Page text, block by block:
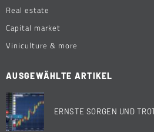
Real estate
Capital market
Viniculture & more
AUSGEWÄHLTE ARTIKEL
ERNSTE SORGEN UND